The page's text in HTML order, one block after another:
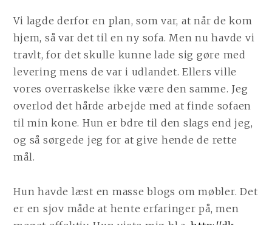
Vi lagde derfor en plan, som var, at når de kom
hjem, så var det til en ny sofa. Men nu havde vi
travlt, for det skulle kunne lade sig gøre med
levering mens de var i udlandet. Ellers ville
vores overraskelse ikke være den samme. Jeg
overlod det hårde arbejde med at finde sofaen
til min kone. Hun er bdre til den slags end jeg,
og så sørgede jeg for at give hende de rette
mål.
Hun havde læst en masse blogs om møbler. Det
er en sjov måde at hente erfaringer på, men